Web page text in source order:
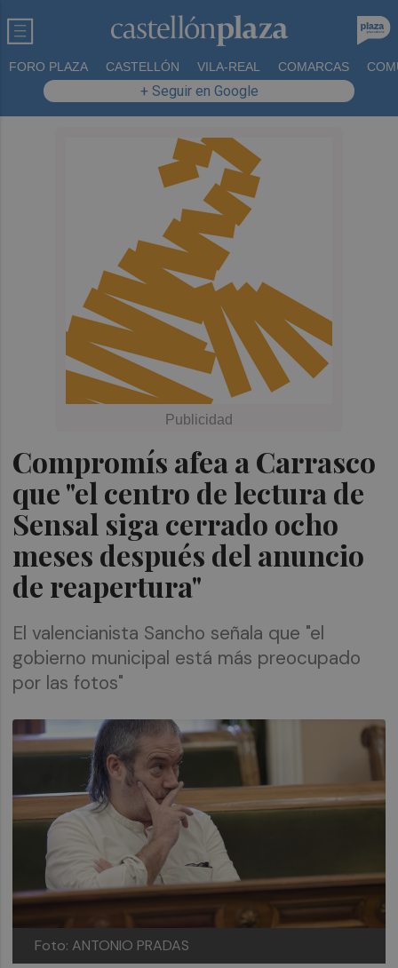
FORO PLAZA CASTELLÓN VILA-REAL COMARCAS
+ Seguir en Google
Compromís afea a Carrasco
que "el centro de lectura de
Sensal siga cerrado ocho
meses después del anuncio
de reapertura"
El valencianista Sancho señala que "el
gobierno municipal está más preocupado
por las fotos"
Foto: ANTONIO PRADAS